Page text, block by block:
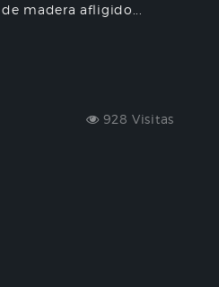
madera afligido...
928 Visitas